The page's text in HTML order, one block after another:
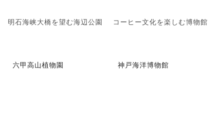
明石海峡大橋を望む海辺公園 コーヒー文化を楽しむ博物館
六甲高山植物園 神戸海洋博物館